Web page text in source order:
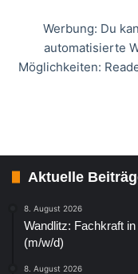
Werbung: Du
automatisierte
Möglichkeiten:
Aktuelle
8. August 2026
Wandlitz: Fachkraft
(m/w/d)
8. August 2026